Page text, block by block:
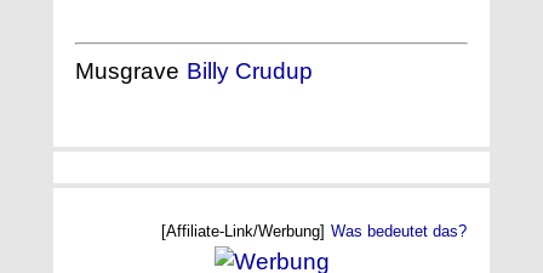
Musgrave Billy Crudup
[Affiliate-Link/Werbung] Was bedeutet das?